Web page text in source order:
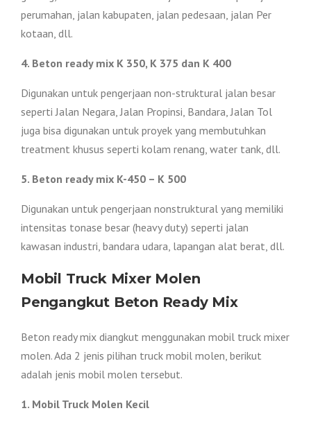
perumahan, jalan kabupaten, jalan pedesaan, jalan Per
kotaan, dll.
4. Beton ready mix K 350, K 375 dan K 400
Digunakan untuk pengerjaan non-struktural jalan besar
seperti Jalan Negara, Jalan Propinsi, Bandara, Jalan Tol
juga bisa digunakan untuk proyek yang membutuhkan
treatment khusus seperti kolam renang, water tank, dll.
5. Beton ready mix K-450 – K 500
Digunakan untuk pengerjaan nonstruktural yang memiliki
intensitas tonase besar (heavy duty) seperti jalan
kawasan industri, bandara udara, lapangan alat berat, dll.
Mobil Truck Mixer Molen
Pengangkut Beton Ready Mix
Beton ready mix diangkut menggunakan mobil truck mixer
molen. Ada 2 jenis pilihan truck mobil molen, berikut
adalah jenis mobil molen tersebut.
1. Mobil Truck Molen Kecil